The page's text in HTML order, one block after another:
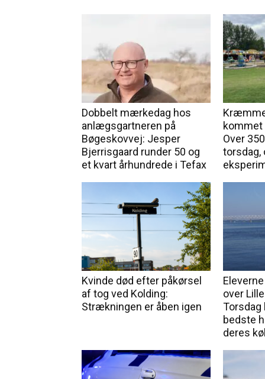
Dobbelt mærkedag hos
anlægsgartneren på
Bøgeskovvej: Jesper
Bjerrisgaard runder 50 og
et kvart århundrede i Tefax
Over
torsdag,
Kvinde død efter påkørsel
af tog ved Kolding:
Strækningen er åben igen
over
Torsdag
bedste
deres